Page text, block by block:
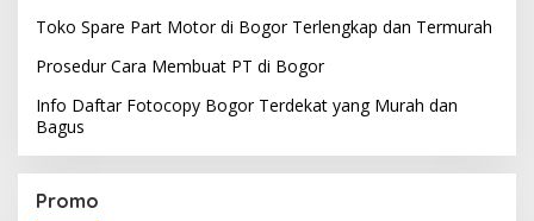
Toko Spare Part Motor di Bogor Terlengkap dan Termurah
Prosedur Cara Membuat PT di Bogor
Info Daftar Fotocopy Bogor Terdekat yang Murah dan
Bagus
Promo